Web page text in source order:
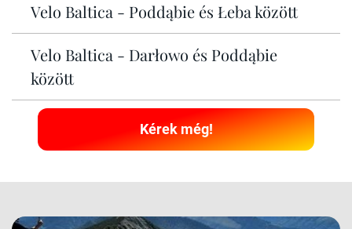
Velo Baltica - Poddąbie és Łeba között
Velo Baltica - Darłowo és Poddąbie
között
Kérek még!